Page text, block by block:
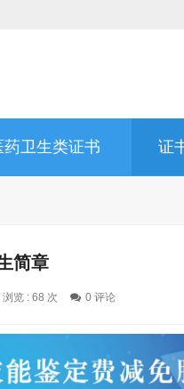
药卫生类证书 证
简章
浏览 : 68 次 0 评论